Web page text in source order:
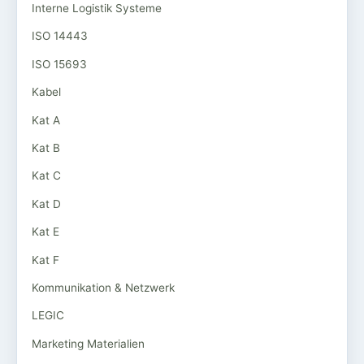
Interne Logistik Systeme
ISO 14443
ISO 15693
Kabel
Kat A
Kat B
Kat C
Kat D
Kat E
Kat F
Kommunikation & Netzwerk
LEGIC
Marketing Materialien